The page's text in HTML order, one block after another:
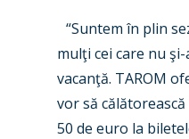
“Suntem în plin
mulţi cei care nu
vacanţă. TAROM
vor să
50 de euro la